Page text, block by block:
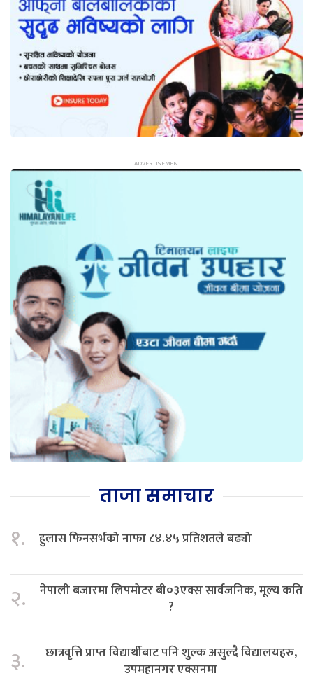
ताजा समाचार
१. हुलास फिनसर्भको नाफा ८४.४५ प्रतिशतले बढ्यो
२.
नेपाली बजारमा लिपमोटर बी०३एक्स सार्वजनिक, मूल्य कति
?
३.
छात्रवृत्ति प्राप्त विद्यार्थीबाट पनि शुल्क असुल्दै विद्यालयहरु,
उपमहानगर एक्सनमा